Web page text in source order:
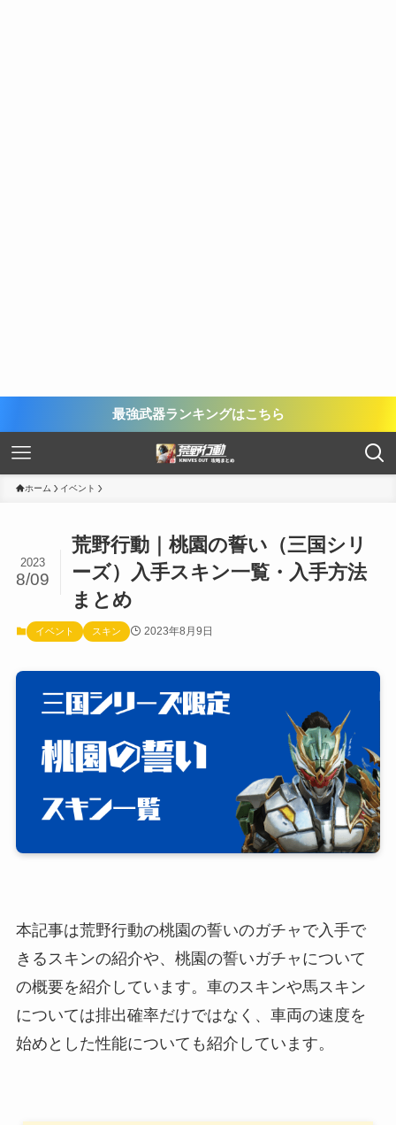
最強武器ランキングはこちら
ホーム イベント
荒野行動｜桃園の誓い（三国シリ
ーズ）入手スキン一覧・入手方法
まとめ
2023
8/09
イベント スキン 2023年8月9日
本記事は荒野行動の桃園の誓いのガチャで入手で
きるスキンの紹介や、桃園の誓いガチャについて
の概要を紹介しています。車のスキンや馬スキン
については排出確率だけではなく、車両の速度を
始めとした性能についても紹介しています。